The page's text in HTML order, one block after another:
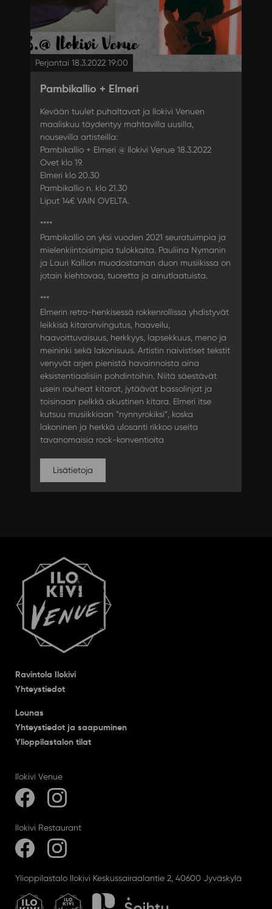
Perjantai 18.3.2022 19:00
Pambikallio + Elmeri
Kevään tuulet puhaltavat ja Ilokivi Venuen
maaliskuu täydentyy mahtavilla uusilla,
nousevilla artisteilla:
Pambikallio + Elmeri @ Ilokivi Venue 18.3.2022
Ovet klo 19.
Elmeri klo 20.30
Pambikallio n. klo 21.30
Liput 14€ VAIN OVELTA.
****
Pambikallio on yksi vuoden 2021 seuratuimpia ja
mielenkiintoisimpia tulokkaita. Pauliina Nymanin
ja Lauri Kallion muodostaman duon musiikissa on
jotain kiehtovaa, tuoretta ja ainutlaatuista.
***
Elmerin retro-henkisessä rokkenrollissa yhdistyvät
leikkisä kitaranvingutus, haaveilu,
haavoittuvaisuus, herkkyys, lapsekkuus, meno ja
meininki sekä lakonisuus. Artistin naivistiset tekstit
venyvät arjen pienistä havainnoista aina
eksistentiaalisiin pohdintoihin. Niitä säestävät
usein rouheat kitarat, jytäävät bassolinjat ja
toisinaan pelkkä akustinen kitara. Elmeri itse
kutsuu musiikkiaan ”nynnyrokiksi”, koska
lakoninen ja herkkä ulosanti rikkoo useita
tavanomaisia rock-konventioita
Lisätietoja
Ravintola Ilokivi
Yhteystiedot
Lounas
Yhteystiedot ja saapuminen
Ylioppilastalon tilat
Ilokivi Venue
Ilokivi Restaurant
Ylioppilastalo Ilokivi Keskussairaalantie 2, 40600 Jyväskylä